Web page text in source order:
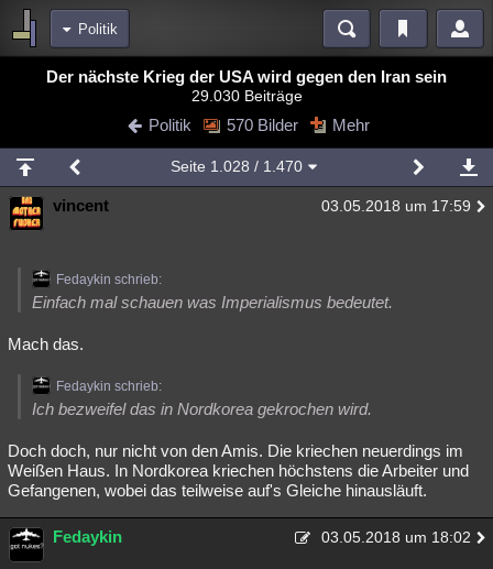
Politik
Bereiche
Diskussionen Blogs Videos
Chat Wiki Neuigkeiten
meine Rubriken
Menschen Mystery Kriminalfälle
Natur Umfragen Unterhaltung
Astronomie Helpdesk Gruppen Gaming
Musik Clash Verbesserungen Allmystery English
Übersichten
Besucht Teilgenommen Alle Neue Geschlossen
Lesenswert
Der nächste Krieg der USA wird gegen den Iran sein
29.030 Beiträge
Politik 570 Bilder Mehr
Seite 1.028 / 1.470
vincent 03.05.2018 um 17:59
Fedaykin schrieb:
Einfach mal schauen was Imperialismus bedeutet.
Mach das.
Fedaykin schrieb:
Ich bezweifel das in Nordkorea gekrochen wird.
Doch doch, nur nicht von den Amis. Die kriechen neuerdings im
Weißen Haus. In Nordkorea kriechen höchstens die Arbeiter und
Gefangenen, wobei das teilweise auf's Gleiche hinausläuft.
Fedaykin 03.05.2018 um 18:02